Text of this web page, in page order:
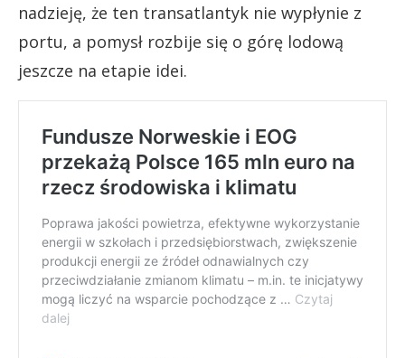
nadzieję, że ten transatlantyk nie wypłynie z
portu, a pomysł rozbije się o górę lodową
jeszcze na etapie idei.